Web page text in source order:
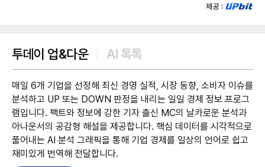
제공:UPbit
투데이 업&다운 AI 톡톡
매일 6개 기업을 선정해 최신 경영 실적, 시장 동향, 소비자 이슈를
분석하고 UP 또는 DOWN 판정을 내리는 일일 경제 정보 프로그
램입니다. 팩트와 정보에 강한 기자 출신 MC의 날카로운 분석과
아나운서의 공감형 해설을 제공합니다. 핵심 데이터를 시각적으로
풀어내는 AI 분석 그래픽을 통해 기업 경제를 일상의 언어로 쉽고
재미있게 번역해 전달합니다.